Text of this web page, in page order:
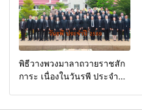
พิธีวางพวงมาลาถวายราชสัก
การะ เนื่องในวันรพี ประจำปี